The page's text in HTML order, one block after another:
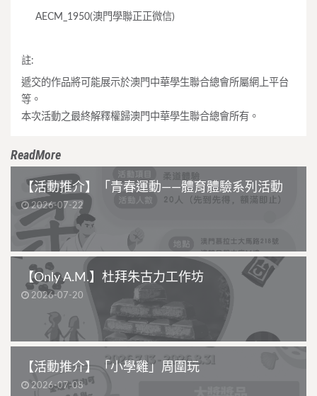
AECM_1950(澳門學聯正正微信)
註:
遞交的作品將可能展示於澳門中華學生聯合總會所屬網上平台
等。
本次活動之最終解釋權歸澳門中華學生聯合總會所有。
ReadMore
【活動推介】「青春運動——體育體驗系列活動
2026-07-22
【Only A.M.】杜拜朱古力工作坊
2026-07-20
【活動推介】「小學雞」周圍玩
2026-07-08